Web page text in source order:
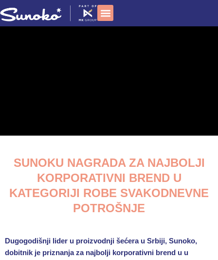
на
садржај
SUNOKU NAGRADA ZA NAJBOLJI
KORPORATIVNI BREND U
KATEGORIJI ROBE SVAKODNEVNE
POTROŠNJE
Dugogodišnji lider u proizvodnji šećera u Srbiji, Sunoko,
dobitnik je priznanja za najbolji korporativni brend u u